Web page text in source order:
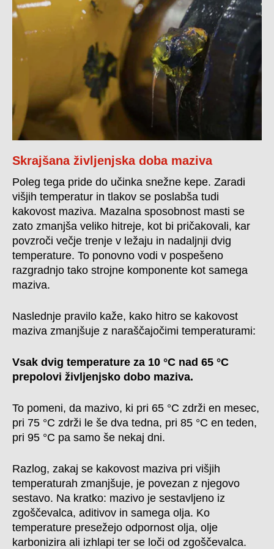
Skrajšana življenjska doba maziva
Poleg tega pride do učinka snežne kepe. Zaradi
višjih temperatur in tlakov se poslabša tudi
kakovost maziva. Mazalna sposobnost masti se
zato zmanjša veliko hitreje, kot bi pričakovali, kar
povzroči večje trenje v ležaju in nadaljnji dvig
temperature. To ponovno vodi v pospešeno
razgradnjo tako strojne komponente kot samega
maziva.
Naslednje pravilo kaže, kako hitro se kakovost
maziva zmanjšuje z naraščajočimi temperaturami:
Vsak dvig temperature za 10 °C nad 65 °C
prepolovi življenjsko dobo maziva.
To pomeni, da mazivo, ki pri 65 °C zdrži en mesec,
pri 75 °C zdrži le še dva tedna, pri 85 °C en teden,
pri 95 °C pa samo še nekaj dni.
Razlog, zakaj se kakovost maziva pri višjih
temperaturah zmanjšuje, je povezan z njegovo
sestavo. Na kratko: mazivo je sestavljeno iz
zgoščevalca, aditivov in samega olja. Ko
temperature presežejo odpornost olja, olje
karbonizira ali izhlapi ter se loči od zgoščevalca.